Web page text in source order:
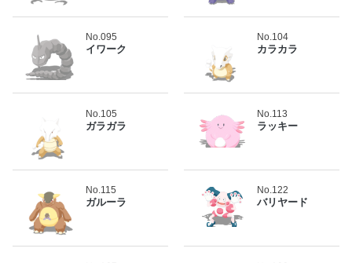
No.095
イワーク
No.104
カラカラ
No.105
ガラガラ
No.113
ラッキー
No.115
ガルーラ
No.122
バリヤード